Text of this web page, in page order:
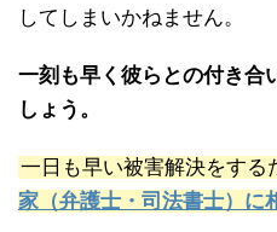
してしまいかねません。
一刻も早く彼らとの付き合
しょう。
一日も早い被害解決をする
家（弁護士・司法書士）に